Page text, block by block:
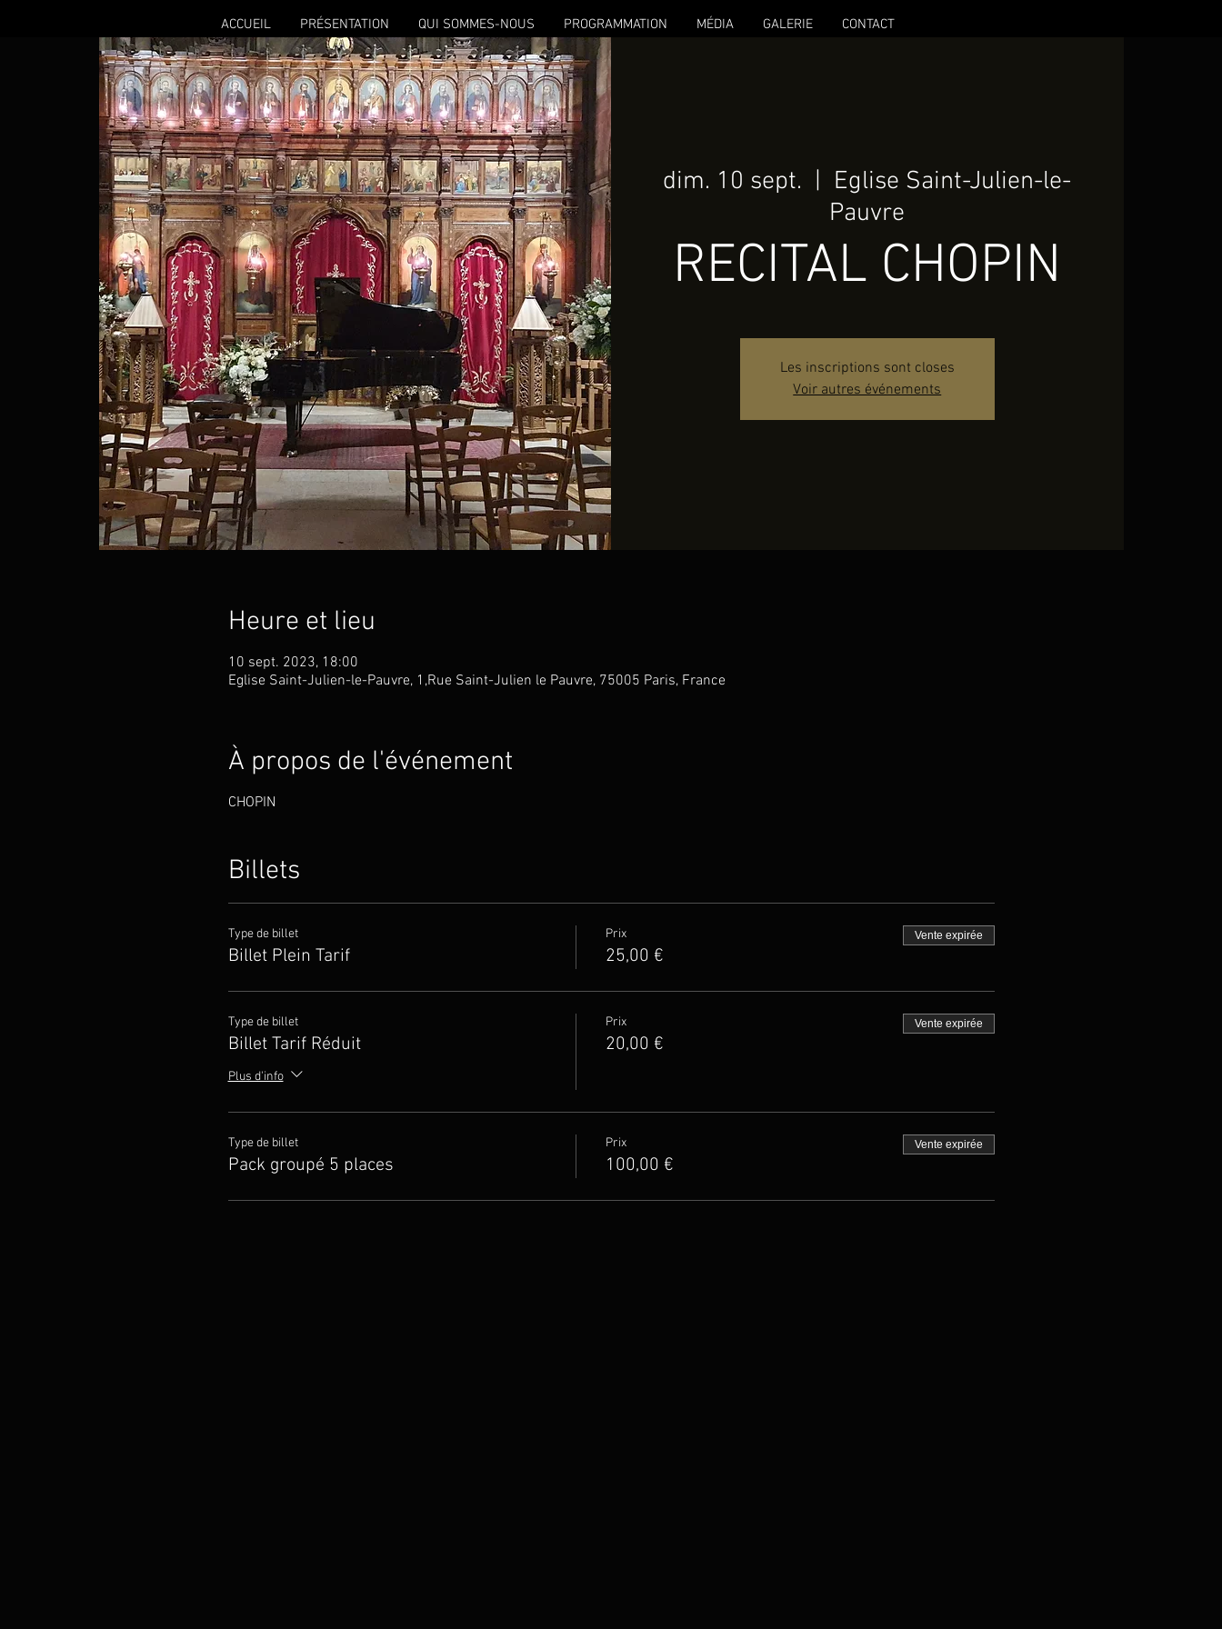
ACCUEIL PRÉSENTATION QUI SOMMES-NOUS PROGRAMMATION MÉDIA GALERIE CONTACT
dim. 10 sept.
  |
Eglise Saint-Julien-le-
Pauvre
RECITAL CHOPIN
Les inscriptions sont closes
Voir autres événements
Heure et lieu
10 sept. 2023, 18:00
Eglise Saint-Julien-le-Pauvre, 1,Rue Saint-Julien le Pauvre, 75005 Paris, France
À propos de l'événement
CHOPIN
Billets
Type de billet
Billet Plein Tarif
Prix
25,00 €
Vente expirée
Type de billet
Billet Tarif Réduit
Plus d'info
Prix
20,00 €
Vente expirée
Type de billet
Pack groupé 5 places
Prix
100,00 €
Vente expirée